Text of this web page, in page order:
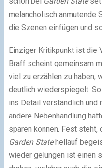
melancholisch anmutende
die Szenen einfügen und
Einziger Kritikpunkt ist die
Braff scheint gemeinsam
viel zu erzählen zu haben,
deutlich wiederspiegelt.
ins Detail verständlich und
andere Nebenhandlung
sparen können. Fest steht,
Garden Statehellauf
wieder gelungen ist einen